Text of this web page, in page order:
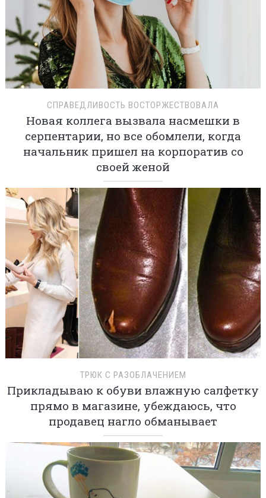
СПРАВЕДЛИВОСТЬ ВОСТОРЖЕСТВОВАЛА
Новая коллега вызвала насмешки в
серпентарии, но все обомлели, когда
начальник пришел на корпоратив со
своей женой
ТРЮК С РАЗОБЛАЧЕНИЕМ
Прикладываю к обуви влажную салфетку
прямо в магазине, убеждаюсь, что
продавец нагло обманывает